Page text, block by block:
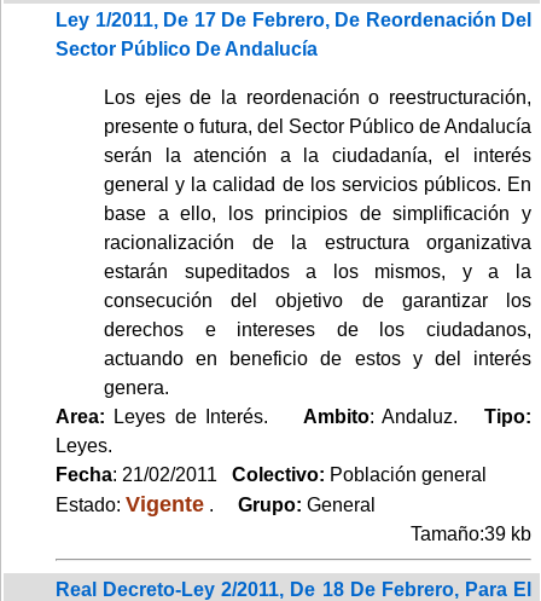
Ley 1/2011, De 17 De Febrero, De Reordenación Del
Sector Público De Andalucía
Los ejes de la reordenación o reestructuración,
presente o futura, del Sector Público de Andalucía
serán la atención a la ciudadanía, el interés
general y la calidad de los servicios públicos. En
base a ello, los principios de simplificación y
racionalización de la estructura organizativa
estarán supeditados a los mismos, y a la
consecución del objetivo de garantizar los
derechos e intereses de los ciudadanos,
actuando en beneficio de estos y del interés
genera.
Area: Leyes de Interés. Ambito: Andaluz.Tipo:
Leyes.
Fecha: 21/02/2011 Colectivo: Población general
Estado: Vigente . Grupo: General
Tamaño:39 kb
Real Decreto-Ley 2/2011, De 18 De Febrero, Para El